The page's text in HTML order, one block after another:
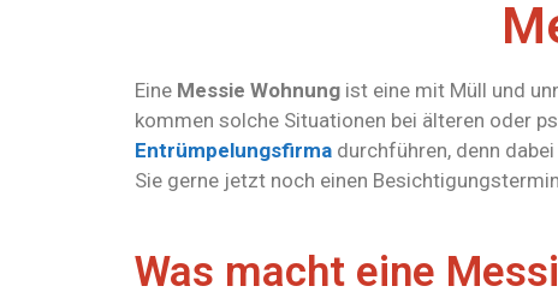
Eine Messie Wohnung ist eine mit Müll und
kommen solche Situationen bei älteren oder
Entrümpelungsfirma durchführen, denn
Sie gerne jetzt noch einen
Was macht eine